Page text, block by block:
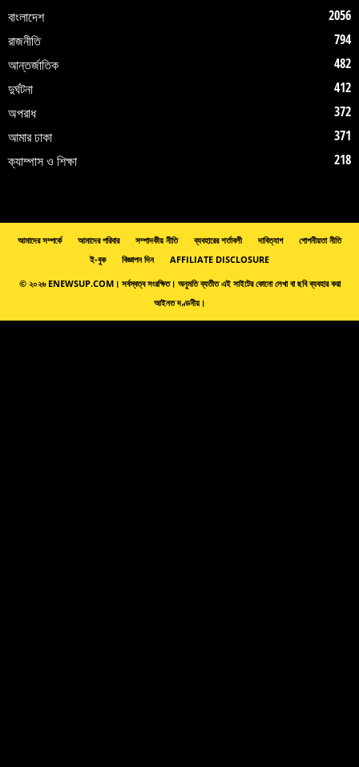
বাংলাদেশ
2056
রাজনীতি
794
আন্তর্জাতিক
482
দুর্ঘটনা
412
অপরাধ
372
আমার ঢাকা
371
ক্যাম্পাস ও শিক্ষা
218
আমাদের সম্পর্কে আমাদের পরিবার সম্পাদকীয় নীতি ব্যবহারের শর্তাবলী দাবিত্যাগ
গোপনীয়তা নীতি
ই-বুক
বিজ্ঞাপন দিন
AFFILIATE DISCLOSURE
© ২০২৬ ENEWSUP.COM। সর্বস্বত্ব সংরক্ষিত। অনুমতি ব্যতীত এই সাইটের কোনো লেখা বা ছবি ব্যবহার করা
আইনত দণ্ডনীয়।